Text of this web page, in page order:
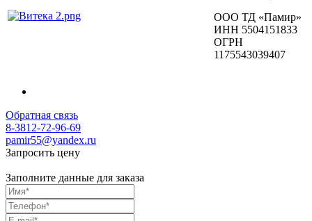
ООО ТД «Памир»
ИНН 5504151833
ОГРН
1175543039407
Обратная связь
8-3812-72-96-69
pamir55@yandex.ru
Запросить цену
Заполните данные для заказа